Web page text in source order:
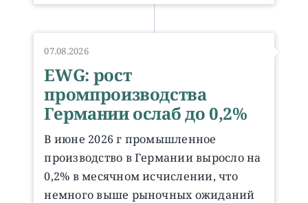
07.08.2026
EWG: рост
промпроизводства
Германии ослаб до 0,2%
В июне 2026 г промышленное
производство в Германии выросло на
0,2% в месячном исчислении, что
немного выше рыночных ожиданий